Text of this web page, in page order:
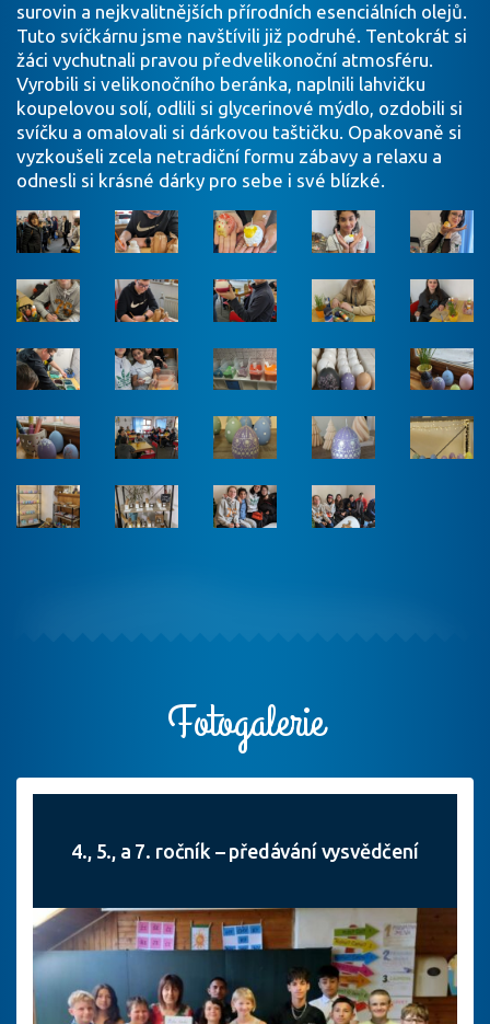
surovin a nejkvalitnějších přírodních esenciálních olejů.
Tuto svíčkárnu jsme navštívili již podruhé. Tentokrát si
žáci vychutnali pravou předvelikonoční atmosféru.
Vyrobili si velikonočního beránka, naplnili lahvičku
koupelovou solí, odlili si glycerinové mýdlo, ozdobili si
svíčku a omalovali si dárkovou taštičku. Opakovaně si
vyzkoušeli zcela netradiční formu zábavy a relaxu a
odnesli si krásné dárky pro sebe i své blízké.
Fotogalerie
4., 5., a 7. ročník – předávání vysvědčení